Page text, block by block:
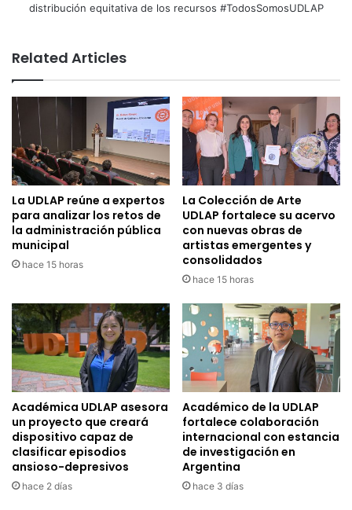
distribución equitativa de los recursos #TodosSomosUDLAP
Related Articles
La UDLAP reúne a expertos
para analizar los retos de
la administración pública
municipal
hace 15 horas
La Colección de Arte
UDLAP fortalece su acervo
con nuevas obras de
artistas emergentes y
consolidados
hace 15 horas
Académica UDLAP asesora
un proyecto que creará
dispositivo capaz de
clasificar episodios
ansioso-depresivos
hace 2 días
Académico de la UDLAP
fortalece colaboración
internacional con estancia
de investigación en
Argentina
hace 3 días